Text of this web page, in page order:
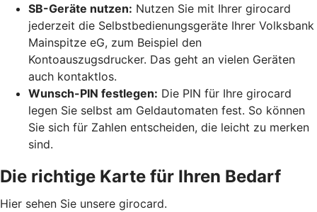
SB-Geräte nutzen: Nutzen Sie mit Ihrer girocard
jederzeit die Selbstbedienungsgeräte Ihrer Volksbank
Mainspitze eG, zum Beispiel den
Kontoauszugsdrucker. Das geht an vielen Geräten
auch kontaktlos.
Wunsch-PIN festlegen: Die PIN für Ihre girocard
legen Sie selbst am Geldautomaten fest. So können
Sie sich für Zahlen entscheiden, die leicht zu merken
sind.
Die richtige Karte für Ihren Bedarf
Hier sehen Sie unsere girocard.